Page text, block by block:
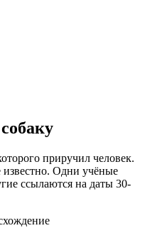
приручил человек.
Одни учёные
ссылаются на даты 30-